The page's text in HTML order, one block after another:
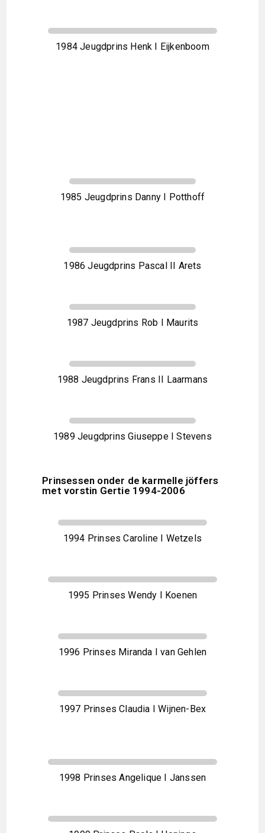
1984 Jeugdprins Henk I Eijkenboom
1985 Jeugdprins Danny I Potthoff
1986 Jeugdprins Pascal II Arets
1987 Jeugdprins Rob I Maurits
1988 Jeugdprins Frans II Laarmans
1989 Jeugdprins Giuseppe I Stevens
Prinsessen onder de karmelle jöffers
met vorstin Gertie 1994-2006
1994 Prinses Caroline I Wetzels
1995 Prinses Wendy I Koenen
1996 Prinses Miranda I van Gehlen
1997 Prinses Claudia I Wijnen-Bex
1998 Prinses Angelique I Janssen